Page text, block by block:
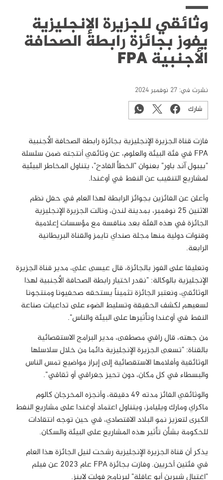
وثائقي للجزيرة الإنجليزية
يفوز بجائزة رابطة الصحافة
الأجنبية FPA
نشرت في: 27 نوفمبر 2024
شارك
فازت قناة الجزيرة الإنجليزية بجائزة رابطة الصحافة الأجنبية
FPA في فئة البيئة والعلوم، عن وثائقي أنتجته ضمن سلسلة
"بيبول آند باور" بعنوان "الخطأ الفادح"، يتناول المخاطر البيئية
لمشاريع التنقيب عن النفط في أوغندا.
وأعلن عن الفائزين بجوائز الرابطة لهذا العام في حفل نظم
الاثنين 25 نوفمبر، بمدينة لندن، ونالت الجزيرة الإنجليزية
الجائزة في هذه الفئة بعد منافسة مع مؤسسات إعلامية
وقنوات دولية منها مجلة صنداي تايمز والقناة البريطانية
الرابعة.
وتعليقا على الفوز بالجائزة، قال عيسى علي، مدير قناة الجزيرة
الإنجليزية بالوكالة: "نقدر اختيار رابطة الصحافة الأجنبية لهذا
الوثائقي، ونعتبر الجائزة تثميناً يستحقه صحفيونا ومنتجونا
لسعيهم لكشف الحقيقة وتسليط الضوء على تداعيات صناعة
النفط في أوغندا وتأثيرها على البيئة والناس".
من جهته، قال رافي مصطفى، مدير البرامج الاستقصائية
بالقناة: "تسعى الجزيرة الإنجليزية دائما من خلال سلاسلها
الوثائقية وأفلامها الاستقصائية إلى إبراز مواضيع تمس الناس
والبسطاء في كل مكان، دون تحيز جغرافي أو ثقافي".
والوثائقي الفائز مدته 49 دقيقة، وأنجزه المخرجان كالوم
ماكراي ومارك ويليامز، ويتناول اعتماد أوغندا على مشاريع النفط
الكبرى لتعزيز نمو البلاد الاقتصادي، في حين توجه انتقادات
للحكومة بشأن تأثير هذه المشاريع على البيئة والسكان.
يذكر أن قناة الجزيرة الإنجليزية رشحت لنيل الجائزة هذا العام
في فئتين أخريين. وفازت بجائزةFPA
عام 2023 عن فيلم
"اغتيال شيرين أبو عاقلة" لبرنامج فولت لاينز.